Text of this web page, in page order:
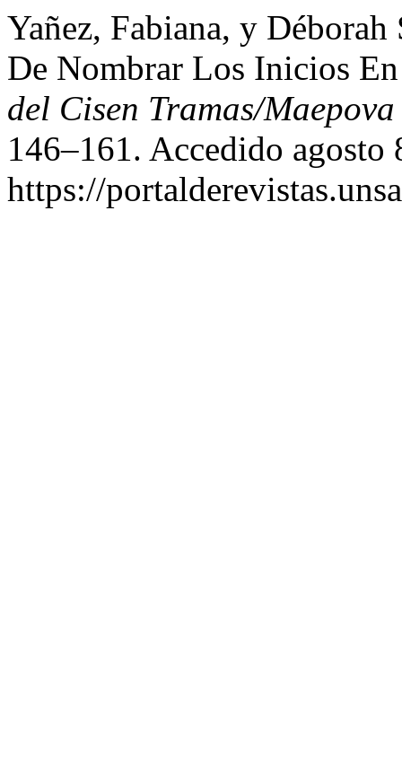
Yañez, Fabiana, y
De Nombrar Los Inicios
del Cisen Tramas/Maepova
146–161. Accedido agosto
https://